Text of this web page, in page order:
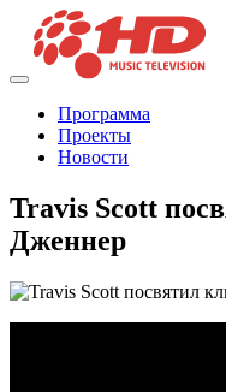
Программа
Проекты
Новости
Travis Scott
Дженнер